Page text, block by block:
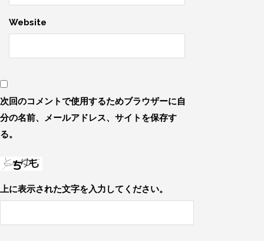
Website
次回のコメントで使用するためブラウザーに自
分の名前、メールアドレス、サイトを保存す
る。
上に表示された文字を入力してください。